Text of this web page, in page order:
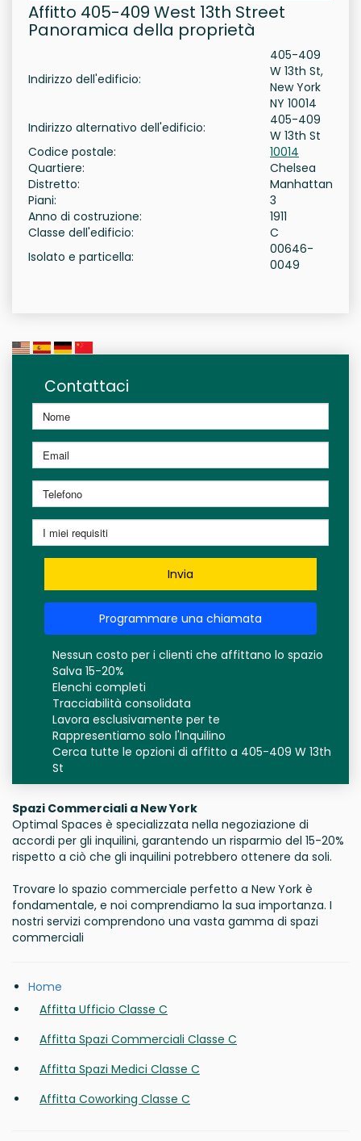
Affitto 405-409 West 13th Street
Panoramica della proprietà
Indirizzo dell'edificio:
405-409
W 13th St,
New York
NY 10014
Indirizzo alternativo dell'edificio:
405-409
W 13th St
Codice postale:
10014
Quartiere:
Chelsea
Distretto:
Manhattan
Piani:
3
Anno di costruzione:
1911
Classe dell'edificio:
C
Isolato e particella:
00646-
0049
Contattaci
Invia
Programmare una chiamata
Nessun costo per i clienti che affittano lo spazio
Salva 15-20%
Elenchi completi
Tracciabilità consolidata
Lavora esclusivamente per te
Rappresentiamo solo l'Inquilino
Cerca tutte le opzioni di affitto a 405-409 W 13th
St
Spazi Commerciali a New York
Optimal Spaces è specializzata nella negoziazione di
accordi per gli inquilini, garantendo un risparmio del 15-20%
rispetto a ciò che gli inquilini potrebbero ottenere da soli.
Trovare lo spazio commerciale perfetto a New York è
fondamentale, e noi comprendiamo la sua importanza. I
nostri servizi comprendono una vasta gamma di spazi
commerciali
Home
Affitta Ufficio Classe C
Affitta Spazi Commerciali Classe C
Affitta Spazi Medici Classe C
Affitta Coworking Classe C